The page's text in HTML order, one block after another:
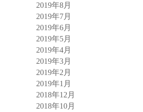
2019年8月
2019年7月
2019年6月
2019年5月
2019年4月
2019年3月
2019年2月
2019年1月
2018年12月
2018年10月